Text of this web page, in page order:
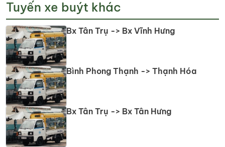
Tuyến xe buýt khác
Bx Tân Trụ -> Bx Vĩnh Hưng
Bình Phong Thạnh -> Thạnh Hóa
Bx Tân Trụ -> Bx Tân Hưng